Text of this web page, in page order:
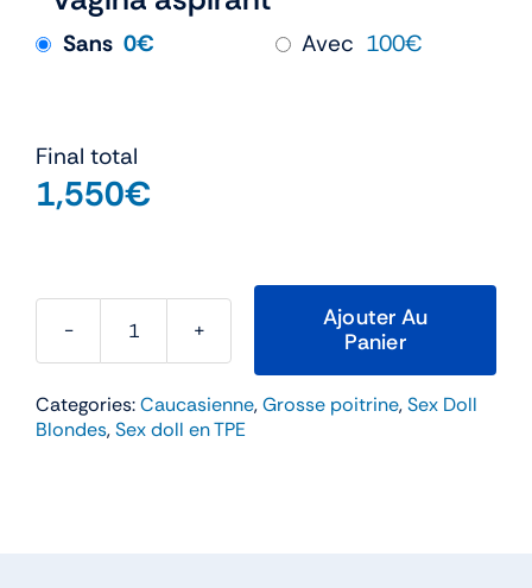
Sans 0€ Avec 100€
Final total
1,550€
quantité
Zoey
–
Ajouter Au
Panier
Categories:Caucasienne,Grosse poitrine,Sex Doll
Blondes,Sex doll en TPE